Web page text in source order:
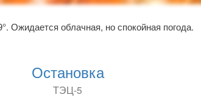
Ожидается облачная, но спокойная погода.
Остановка
ТЭЦ-5